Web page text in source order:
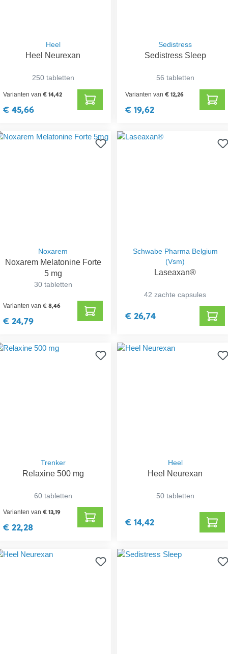
Heel
Heel Neurexan
250 tabletten
Varianten van€ 14,42
€ 45,66
Sedistress
Sedistress Sleep
56 tabletten
Varianten van€ 12,26
€ 19,62
Noxarem
Noxarem Melatonine Forte
5 mg
30 tabletten
Varianten van€ 8,46
€ 24,79
Schwabe Pharma Belgium
(Vsm)
Laseaxan®
42 zachte capsules
€ 26,74
Trenker
Relaxine 500 mg
60 tabletten
Varianten van€ 13,19
€ 22,28
Heel
Heel Neurexan
50 tabletten
€ 14,42